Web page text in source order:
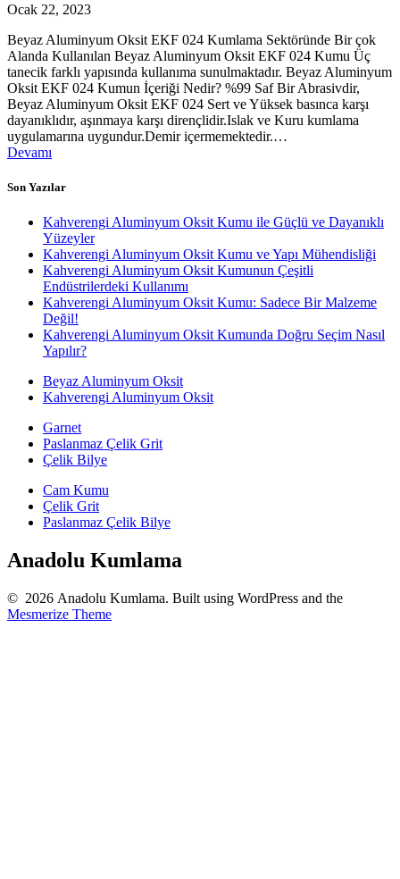
Ocak 22, 2023
Beyaz Aluminyum Oksit EKF 024 Kumlama Sektöründe Bir çok
Alanda Kullanılan Beyaz Aluminyum Oksit EKF 024 Kumu Üç
tanecik farklı yapısında kullanıma sunulmaktadır. Beyaz Aluminyum
Oksit EKF 024 Kumun İçeriği Nedir? %99 Saf Bir Abrasivdir,
Beyaz Aluminyum Oksit EKF 024 Sert ve Yüksek basınca karşı
dayanıklıdır, aşınmaya karşı dirençlidir.Islak ve Kuru kumlama
uygulamarına uygundur.Demir içermemektedir.…
Devamı
Son Yazılar
Kahverengi Aluminyum Oksit Kumu ile Güçlü ve Dayanıklı
Yüzeyler
Kahverengi Aluminyum Oksit Kumu ve Yapı Mühendisliği
Kahverengi Aluminyum Oksit Kumunun Çeşitli
Endüstrilerdeki Kullanımı
Kahverengi Aluminyum Oksit Kumu: Sadece Bir Malzeme
Değil!
Kahverengi Aluminyum Oksit Kumunda Doğru Seçim Nasıl
Yapılır?
Beyaz Aluminyum Oksit
Kahverengi Aluminyum Oksit
Garnet
Paslanmaz Çelik Grit
Çelik Bilye
Cam Kumu
Çelik Grit
Paslanmaz Çelik Bilye
Anadolu Kumlama
© 2026 Anadolu Kumlama. Built using WordPress and the
Mesmerize Theme